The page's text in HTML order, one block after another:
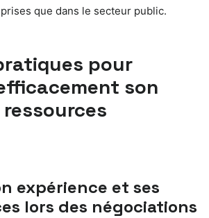
que dans le secteur public.
pour
son
expérience et ses
lors des négociations